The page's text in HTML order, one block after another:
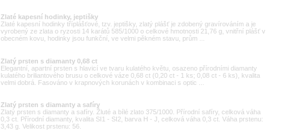
Zlaté kapesní hodinky, jeptišky
Zlaté kapesní hodinky tříplášťové, tzv. jeptišky, zlatý plášť je zdobený gravírováním a je
vyrobený ze zlata o ryzosti 14 karátů 585/1000 o celkové hmotnosti 21,76 g, vnitřní plášť v
obecném kovu, hodinky jsou funkční, ve velmi pěkném stavu, prům ...
Zlatý prsten s diamanty 0,68 ct
Elegantní, apartní prsten s hlavicí ve tvaru kulatého květu, osazeno přírodními diamanty
kulatého briliantového brusu o celkové váze 0,68 ct (0,20 ct - 1 ks; 0,08 ct - 6 ks), kvalita
velmi dobrá. Fasováno v krapnových korunách v kombinaci s optic ...
Zlatý prsten s diamanty a safíry
Zlatý prsten s diamanty a safíry. Žluté a bílé zlato 375/1000. Přírodní safíry, celková váha
0,3 ct. Přírodní diamanty, kvalita SI1 - SI2, barva H - J, celková váha 0,3 ct. Váha prstenu:
3,43 g. Velikost prstenu: 56.